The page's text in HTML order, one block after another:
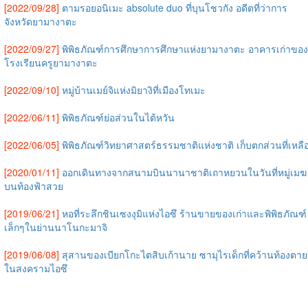
[2022/09/28] ตามรอยอนิเมะ absolute duo ที่บุนโชวกัง อดีตที่ว่าการ
จังหวัดยามางาตะ
[2022/09/27] พิพิธภัณฑ์การศึกษาการศึกษาแห่งยามางาตะ อาคารเก่าของ
โรงเรียนครูยามางาตะ
[2022/09/10] หมู่บ้านเมย์จิแห่งมิยางิที่เมืองโทเมะ
[2022/06/11] พิพิธภัณฑ์ย่อส่วนในไต้หวัน
[2022/06/05] พิพิธภัณฑ์วิทยาศาสตร์ธรรมชาติแห่งชาติ เก็บตกส่วนที่เหลื
[2020/01/11] ออกเดินทางจากสนามบินนานาชาติเถาหยวนในวันที่หมู่เมฆ
บนท้องฟ้าสวย
[2019/06/21] หอที่ระลึกชินเซงงุมิแห่งไอซึ ร้านขายของเก่าและพิพิธภัณฑ์
เล็กๆในย่านนาโนกะมาจิ
[2019/06/08] สุสานของเบียกโกะไตสิบเก้านาย ซามุไรเด็กที่คว้านท้องตาย
ในสงครามไอซึ